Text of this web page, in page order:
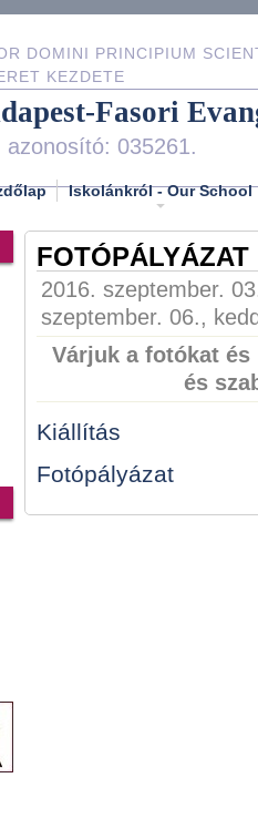
DOMINI PRINCIPIUM
KEZDETE
Fasori
azonosító: 035261.
Iskolánkról - Our School
2016. szeptember.
szeptember. 06.,
Várjuk a fotókat
és
Kiállítás
Fotópályázat